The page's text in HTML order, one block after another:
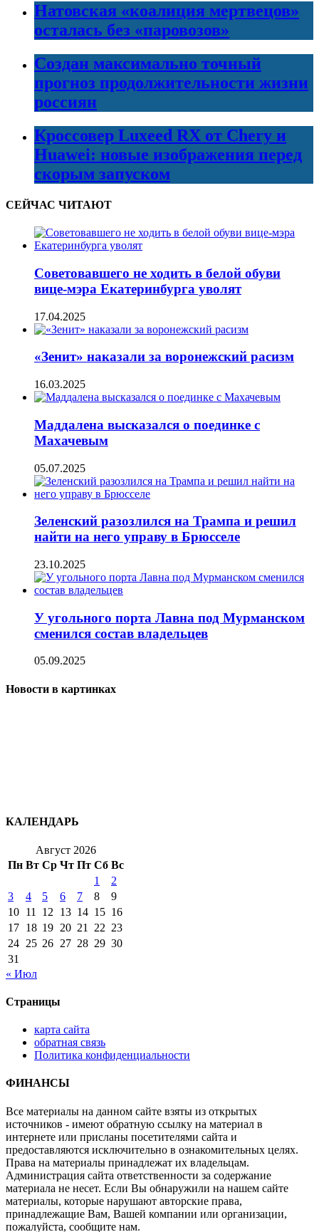
Натовская «коалиция мертвецов»
осталась без «паровозов»
Создан максимально точный
прогноз продолжительности жизни
россиян
Кроссовер Luxeed RX от Chery и
Huawei: новые изображения перед
скорым запуском
СЕЙЧАС ЧИТАЮТ
Советовавшего не ходить в белой обуви
вице-мэра Екатеринбурга уволят
17.04.2025
«Зенит» наказали за воронежский расизм
16.03.2025
Маддалена высказался о поединке с
Махачевым
05.07.2025
Зеленский разозлился на Трампа и решил
найти на него управу в Брюсселе
23.10.2025
У угольного порта Лавна под Мурманском
сменился состав владельцев
05.09.2025
Новости в картинках
КАЛЕНДАРЬ
Август 2026
Пн Вт Ср Чт Пт Сб Вс
1
2
3
4 5 6 7 8
9
10 11 12 13 14 15 16
17 18 19 20 21 22 23
24 25 26 27 28 29 30
31
« Июл
Страницы
карта сайта
обратная связь
Политика конфиденциальности
ФИНАНСЫ
Все материалы на данном сайте взяты из открытых
источников - имеют обратную ссылку на материал в
интернете или присланы посетителями сайта и
предоставляются исключительно в ознакомительных целях.
Права на материалы принадлежат их владельцам.
Администрация сайта ответственности за содержание
материала не несет. Если Вы обнаружили на нашем сайте
материалы, которые нарушают авторские права,
принадлежащие Вам, Вашей компании или организации,
пожалуйста, сообщите нам.